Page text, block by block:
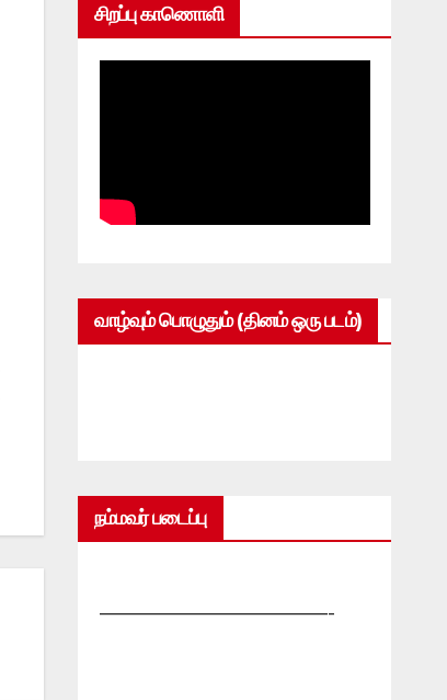
சிறப்பு காணொளி
வாழ்வும் பொழுதும் (தினம் ஒரு படம்)
நம்மவர் படைப்பு
—————————————-